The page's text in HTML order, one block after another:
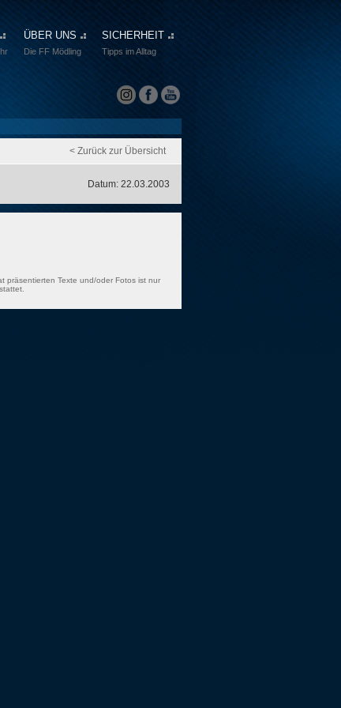
ÜBER UNS
Die FF Mödling
SICHERHEIT
Tipps im Alltag
< Zurück zur Übersicht
Datum: 22.03.2003
präsentierten Texte und/oder Fotos ist nur